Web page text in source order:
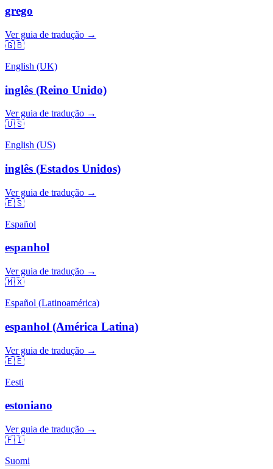
grego
Ver guia de tradução →
🇬🇧
English (UK)
inglês (Reino Unido)
Ver guia de tradução →
🇺🇸
English (US)
inglês (Estados Unidos)
Ver guia de tradução →
🇪🇸
Español
espanhol
Ver guia de tradução →
🇲🇽
Español (Latinoamérica)
espanhol (América Latina)
Ver guia de tradução →
🇪🇪
Eesti
estoniano
Ver guia de tradução →
🇫🇮
Suomi